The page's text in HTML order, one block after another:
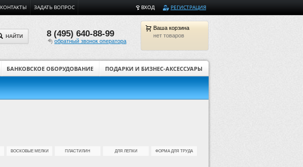
ВХОД РЕГИСТРАЦИЯ
КОНТАКТЫ ЗАДАТЬ ВОПРОС
Ваша корзина
нет товаров
8 (495) 640-88-99
обратный звонок оператора
НАЙТИ
БАНКОВСКОЕ ОБОРУДОВАНИЕ ПОДАРКИ И БИЗНЕС-АКСЕССУАРЫ
ВОСКОВЫЕ МЕЛКИ ПЛАСТИЛИН ДЛЯ ЛЕПКИ ФОРМА ДЛЯ ТРУДА